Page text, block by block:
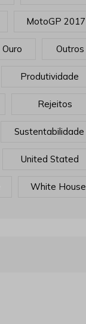
MotoGP 2017
Ouro Outros
Produtividade
Rejeitos
Sustentabilidade
United Stated
White House